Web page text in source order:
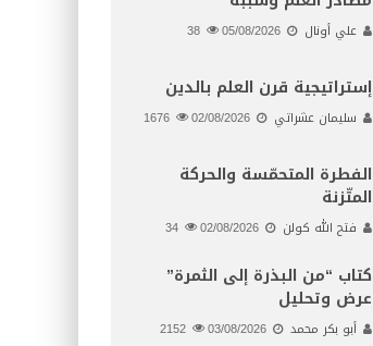
علي أونال 05/08/2026
إستراتيجية قرن العلم بالدين
سليمان عشراتي 02/08/2026
الفطرة المتحمّسة والحركة
المتّزنة
فتح الله كولن 02/08/2026
كتاب “من البذرة إلى الثمرة”
عرض وتحليل
أبو بكر محمد 03/08/2026